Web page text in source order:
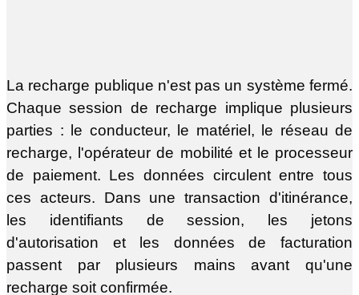
La recharge publique n'est pas un système fermé.
Chaque session de recharge implique plusieurs
parties : le conducteur, le matériel, le réseau de
recharge, l'opérateur de mobilité et le processeur
de paiement. Les données circulent entre tous
ces acteurs. Dans une transaction d'itinérance,
les identifiants de session, les jetons
d'autorisation et les données de facturation
passent par plusieurs mains avant qu'une
recharge soit confirmée.